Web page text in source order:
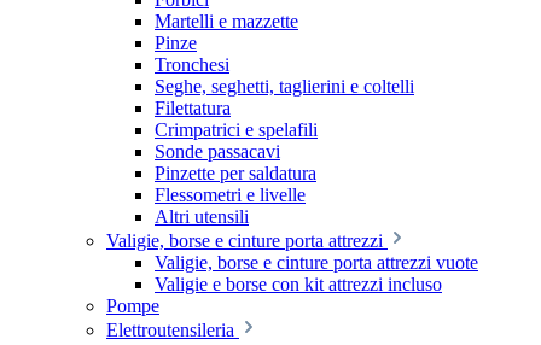
Martelli e mazzette
Pinze
Tronchesi
Seghe, seghetti, taglierini e coltelli
Filettatura
Crimpatrici e spelafili
Sonde passacavi
Pinzette per saldatura
Flessometri e livelle
Altri utensili
Valigie, borse e cinture porta attrezzi
Valigie, borse e cinture porta attrezzi vuote
Valigie e borse con kit attrezzi incluso
Pompe
Elettroutensileria